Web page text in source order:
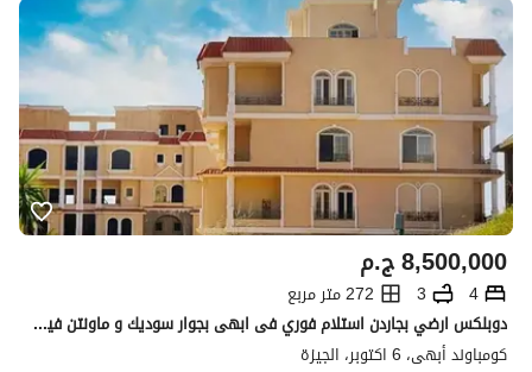
ج.م8,500,000
4
3
272 متر مربع
دوبلكس ارضي بجاردن استلام فوري فى ابهى بجوار سوديك و ماونتن فيو التوسعات الشماليه
كومباوند أبهى، 6 اكتوبر، الجيزة